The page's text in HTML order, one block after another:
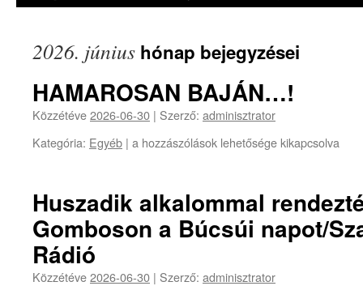
2026. június hónap bejegyzései
HAMAROSAN BAJÁN…!
Közzétéve2026-06-30 | Szerző: adminisztrator
Kategória: Egyéb | a hozzászólások lehetősége kikapcsolva
Huszadik alkalommal
Gomboson a Búcsúi napot/
Rádió
Közzétéve2026-06-30 | Szerző: adminisztrator